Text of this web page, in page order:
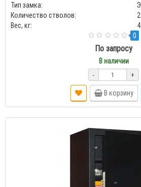
Тип замка:
Количество стволов:
Вес, кг:
0
По запросу
В наличии
- +
В корзину